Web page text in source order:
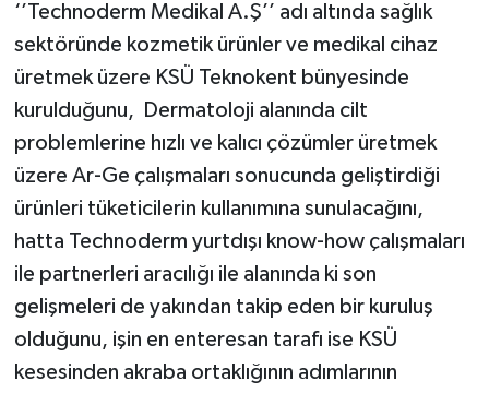
‘’Technoderm Medikal A.Ş’’ adı altında sağlık
sektöründe kozmetik ürünler ve medikal cihaz
üretmek üzere KSÜ Teknokent bünyesinde
kurulduğunu, Dermatoloji alanında cilt
problemlerine hızlı ve kalıcı çözümler üretmek
üzere Ar-Ge çalışmaları sonucunda geliştirdiği
ürünleri tüketicilerin kullanımına sunulacağını,
hatta Technoderm yurtdışı know-how çalışmaları
ile partnerleri aracılığı ile alanında ki son
gelişmeleri de yakından takip eden bir kuruluş
olduğunu, işin en enteresan tarafı ise KSÜ
kesesinden akraba ortaklığının adımlarının
TREND
MEDYA
OTOMOTİV
TEKNOLOJİ
KÜLTÜR SANAT